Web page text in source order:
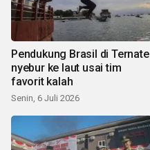
Pendukung Brasil di Ternate
nyebur ke laut usai tim
favorit kalah
Senin, 6 Juli 2026